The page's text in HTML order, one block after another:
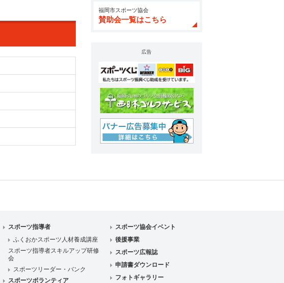
福岡市スポーツ協会
賛助会一覧はこちら
広告
スポーツ指導者
ふくおかスポーツ人材養成講座
スポーツ指導者スキルアップ研修
会
スポーツリーダー・バンク
スポーツボランティア
スポーツ協会イベント
後援事業
スポーツ広報誌
申請書ダウンロード
フォトギャラリー